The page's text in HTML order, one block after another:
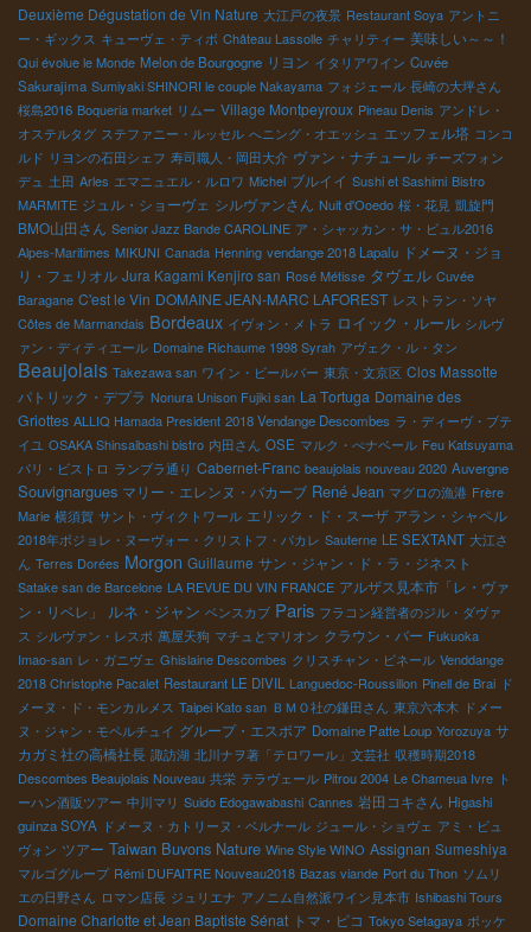
Deuxième Dégustation de Vin Nature 大江戸の夜景 Restaurant Soya アントニ
ー・ギックス キューヴェ・ティボ Château Lassolle チャリティー 美味しい～～！
Qui évolue le Monde Melon de Bourgogne リヨン イタリアワイン Cuvée
Sakurajima Sumiyaki SHINORI le couple Nakayama フォジェール 長崎の大坪さん
桜島2016 Boqueria market リムー Village Montpeyroux Pineau Denis アンドレ・
オステルタグ ステファニー・ルッセル へニング・オエッシュ エッフェル塔 コンコ
ルド リヨンの石田シェフ 寿司職人・岡田大介 ヴァン・ナチュール チーズフォン
デュ 土田 Arles エマニュエル・ルロワ Michel ブルイイ Sushi et Sashimi Bistro
MARMITE ジュル・ショーヴェ シルヴァンさん Nuit d'Ooedo 桜・花見 凱旋門
BMO山田さん Senior Jazz Bande CAROLINE ア・シャッカン・サ・ビュル2016
Alpes-Maritimes MIKUNI Canada Henning vendange 2018 Lapalu ドメーヌ・ジョ
リ・フェリオル Jura Kagami Kenjiro san Rosé Métisse タヴェル Cuvée
Baragane C'est le Vin DOMAINE JEAN-MARC LAFOREST レストラン・ソヤ
Côtes de Marmandais Bordeaux イヴォン・メトラ ロイック・ルール シルヴ
ァン・ディティエール Domaine Richaume 1998 Syrah アヴェク・ル・タン
Beaujolais Takezawa san ワイン・ビールバー 東京・文京区 Clos Massotte
パトリック・デプラ Nonura Unison Fujiki san La Tortuga Domaine des
Griottes ALLIQ Hamada President 2018 Vendange Descombes ラ・ディーヴ・ブテ
イユ OSAKA Shinsaibashi bistro 内田さん OSE マルク・ぺナベール Feu Katsuyama
パリ・ビストロ ランブラ通り Cabernet-Franc beaujolais nouveau 2020 Auvergne
Souvignargues マリー・エレンヌ・バカーブ René Jean マグロの漁港 Frère
Marie 横須賀 サント・ヴィクトワール エリック・ド・スーザ アラン・シャペル
2018年ボジョレ・ヌーヴォー・クリストフ・パカレ Sauterne LE SEXTANT 大江さ
ん Terres Dorées Morgon Guillaume サン・ジャン・ド・ラ・ジネスト
Satake san de Barcelone LA REVUE DU VIN FRANCE アルザス見本市「レ・ヴァ
ン・リベレ」
ルネ・ジャン ベンスカブ Paris フラコン経営者のジル・ダヴァ
ス シルヴァン・レスポ 萬屋天狗 マチュとマリオン クラウン・バー Fukuoka
Imao-san レ・ガニヴェ Ghislaine Descombes クリスチャン・ビネール Venddange
2018 Christophe Pacalet Restaurant LE DIVIL Languedoc-Roussillon Pinell de Brai ド
メーヌ・ド・モンカルメス Taipei Kato san ＢＭＯ社の鎌田さん 東京六本木 ドメー
ヌ・ジャン・モペルチュイ グループ・エスポア Domaine Patte Loup Yorozuya サ
カガミ社の高橋社長 諏訪湖 北川ナヲ著「テロワール」文芸社 収穫時期2018
Descombes Beaujolais Nouveau 共栄 テラヴェール Pitrou 2004 Le Chameua Ivre ト
ーハン酒販ツアー 中川マリ Suido Edogawabashi Cannes 岩田コキさん Higashi
guinza SOYA ドメーヌ・カトリーヌ・ベルナール ジュール・ショヴェ アミ・ビュ
ヴォン ツアー Taiwan Buvons Nature Wine Style WINO Assignan Sumeshiya
マルゴグループ Rémi DUFAITRE Nouveau2018 Bazas viande Port du Thon ソムリ
エの日野さん ロマン店長 ジュリエナ アノニム自然派ワイン見本市 Ishibashi Tours
Domaine Charlotte et Jean Baptiste Sénat トマ・ピコ Tokyo Setagaya ボッケ